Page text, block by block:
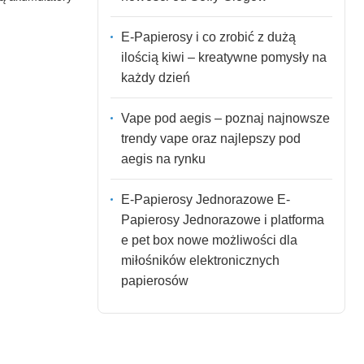
E-Papierosy i co zrobić z dużą
ilością kiwi – kreatywne pomysły na
każdy dzień
Vape pod aegis – poznaj najnowsze
trendy vape oraz najlepszy pod
aegis na rynku
E-Papierosy Jednorazowe E-
Papierosy Jednorazowe i platforma
e pet box nowe możliwości dla
miłośników elektronicznych
papierosów